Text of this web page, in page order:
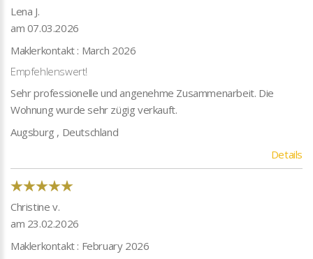
Lena J.
am 07.03.2026
Maklerkontakt : March 2026
Empfehlenswert!
Sehr professionelle und angenehme Zusammenarbeit. Die
Wohnung wurde sehr zügig verkauft.
Augsburg , Deutschland
Details
Christine v.
am 23.02.2026
Maklerkontakt : February 2026